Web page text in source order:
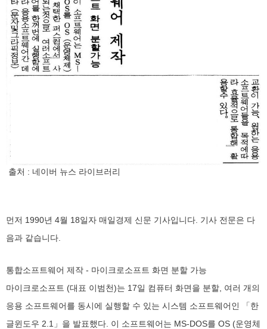
출처 : 네이버 뉴스 라이브러리
먼저 1990년 4월 18일자 매일경제 신문 기사입니다. 기사 전문은 다
음과 같습니다.
통합소프트웨어 제작 - 마이크로소프트 화면 분할 가능
마이크로소프트 (대표 이범천)는 17일 컴퓨터 화면을 분할, 여러 개의
응용 소프트웨어를 동시에 실행할 수 있는 시스템 소프트웨어인 「한
글윈도우 2.1」을 발표했다. 이 소프트웨어는 MS-DOS를 OS (운영체